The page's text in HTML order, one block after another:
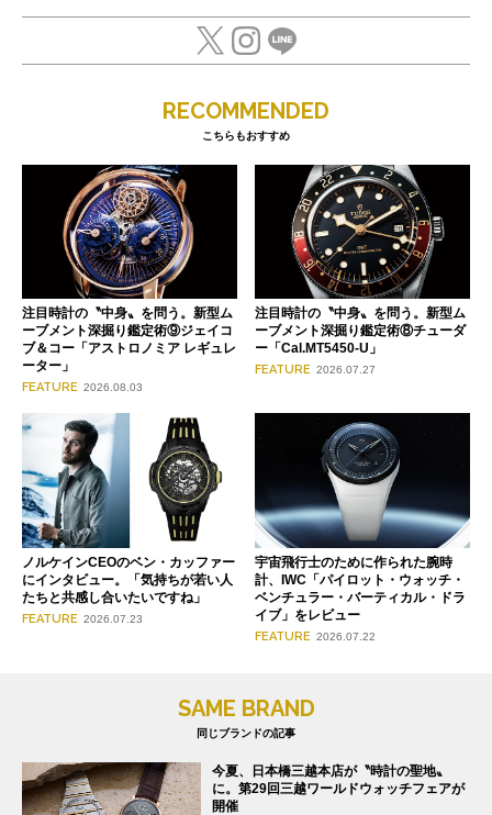
RECOMMENDED
こちらもおすすめ
注目時計の〝中身〟を問う。新型ム
ーブメント深掘り鑑定術⑨ジェイコ
ブ＆コー「アストロノミア レギュレ
ーター」
FEATURE 2026.08.03
注目時計の〝中身〟を問う。新型ム
ーブメント深掘り鑑定術⑧チューダ
ー「Cal.MT5450-U」
FEATURE 2026.07.27
ノルケインCEOのベン・カッファー
にインタビュー。「気持ちが若い人
たちと共感し合いたいですね」
FEATURE 2026.07.23
宇宙飛行士のために作られた腕時
計、IWC「パイロット・ウォッチ・
ベンチュラー・バーティカル・ドラ
イブ」をレビュー
FEATURE 2026.07.22
SAME BRAND
同じブランドの記事
今夏、日本橋三越本店が〝時計の聖地〟
に。第29回三越ワールドウォッチフェアが
開催